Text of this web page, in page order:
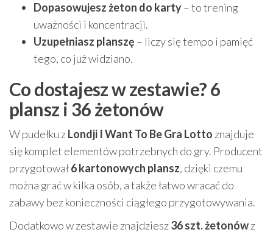
Dopasowujesz żeton do karty– to trening
uważności i koncentracji.
Uzupełniasz planszę – liczy się tempo i pamięć
tego, co już widziano.
Co dostajesz w zestawie? 6
plansz i 36 żetonów
W pudełku zLondji I Want To Be Gra Lottoznajduje
się komplet elementów potrzebnych do gry. Producent
przygotował6 kartonowych plansz, dzięki czemu
można grać w kilka osób, a także łatwo wracać do
zabawy bez konieczności ciągłego przygotowywania.
Dodatkowo w zestawie znajdziesz36 szt. żetonówz